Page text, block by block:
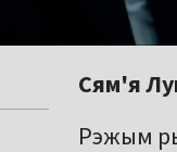
Сям'я
Рэжым